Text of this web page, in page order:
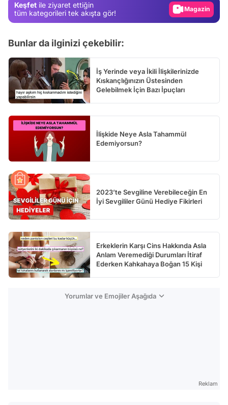
Keşfet ile ziyaret ettiğin
tüm kategorileri tek akışta gör!
Video
Bunlar da ilginizi çekebilir:
İş Yerinde veya İkili İlişkilerinizde
Kıskançlığınızın Üstesinden
Gelebilmek İçin Bazı İpuçları
İlişkide Neye Asla Tahammül
Edemiyorsun?
2023’te Sevgiline Verebileceğin En
İyi Sevgililer Günü Hediye Fikirleri
Erkeklerin Karşı Cins Hakkında Asla
Anlam Veremediği Durumları İtiraf
Ederken Kahkahaya Boğan 15 Kişi
Yorumlar ve Emojiler Aşağıda
Reklam